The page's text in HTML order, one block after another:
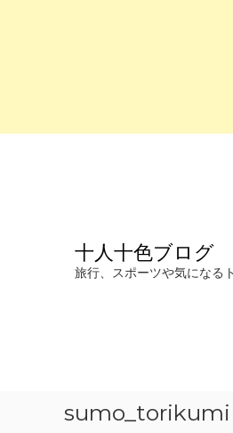
十人十色ブログ
旅行、スポーツや気にな
sumo_torikumi